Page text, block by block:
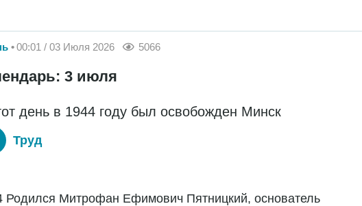
00:01 / 03 Июля 2026 5066
3 июля
день в 1944 году был освобожден Минск
Труд
Родился Митрофан Ефимович Пятницкий, основатель